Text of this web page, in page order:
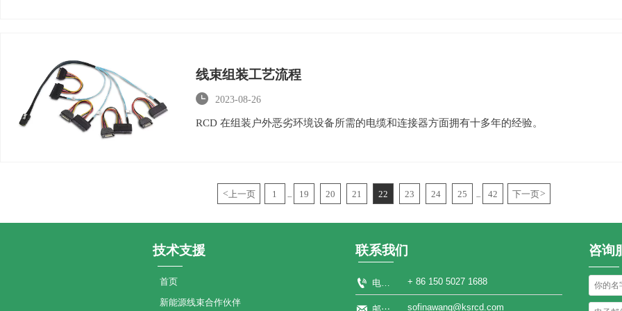
线束组装工艺流程
 2023-08-26
RCD 在组装户外恶劣环境设备所需的电缆和连接器方面拥有十多年的经验。
<上一页 1 ... 19 20 21 22 23 24 25 ... 42 下一页>
技术支援
首页
新能源线束合作伙伴
联系我们
 电话： + 86 150 5027 1688
邮箱： sofinawang@ksrcd.com
咨询